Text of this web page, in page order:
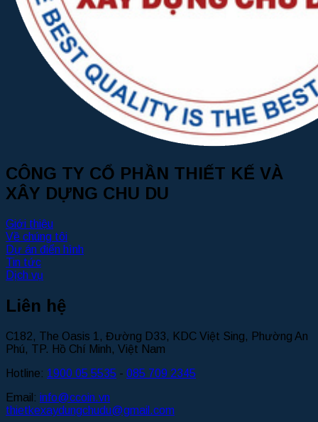
CÔNG TY CỔ PHẦN THIẾT KẾ VÀ
XÂY DỰNG CHU DU
Giới thiệu
Về chúng tôi
Dự án điển hình
Tin tức
Dịch vụ
Liên hệ
C182, The Oasis 1, Đường D33, KDC Việt Sing, Phường An
Phú, TP. Hồ Chí Minh, Việt Nam
Hotline: 1900 05 5535 - 085 709 2345
Email: info@ccoin.vn
thietkexaydungchudu@gmail.com